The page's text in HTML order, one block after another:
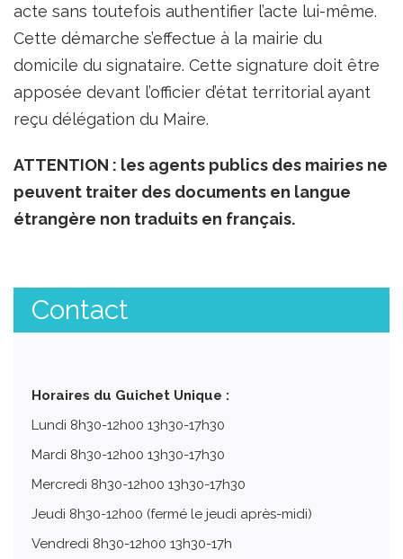
acte sans toutefois authentifier l’acte lui-même.
Cette démarche s’effectue à la mairie du
domicile du signataire. Cette signature doit être
apposée devant l’officier d’état territorial ayant
reçu délégation du Maire.
ATTENTION : les agents publics des mairies ne
peuvent traiter des documents en langue
étrangère non traduits en français.
Contact
Horaires du Guichet Unique :
Lundi 8h30-12h00 13h30-17h30
Mardi 8h30-12h00 13h30-17h30
Mercredi 8h30-12h00 13h30-17h30
Jeudi 8h30-12h00 (fermé le jeudi après-midi)
Vendredi 8h30-12h00 13h30-17h